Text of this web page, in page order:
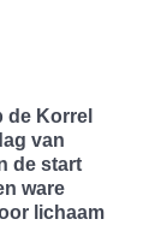
de Korrel
van
de start
ware
lichaam